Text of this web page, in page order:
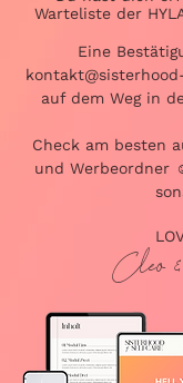
Warteliste der
Eine
auf dem Weg in
Check am besten
und Werbeordner
Cleo&